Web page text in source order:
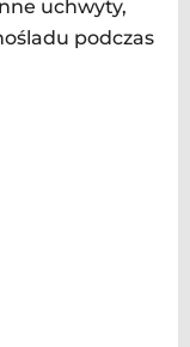
uchwyty,
podczas